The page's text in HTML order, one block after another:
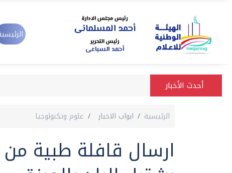
أحدث الأخبار
الرئيسية ابواب الاخبار علوم وتكنولوجيا
ارسال قافلة طبية